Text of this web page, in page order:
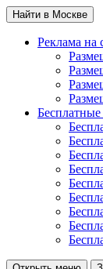
Найти в Москве
Реклама на